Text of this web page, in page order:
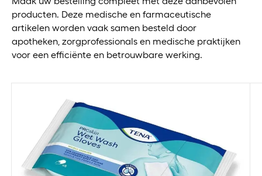
producten. Deze medische en farmaceutische
artikelen worden vaak samen besteld door
apotheken, zorgprofessionals en medische praktijken
voor een efficiënte en betrouwbare werking.